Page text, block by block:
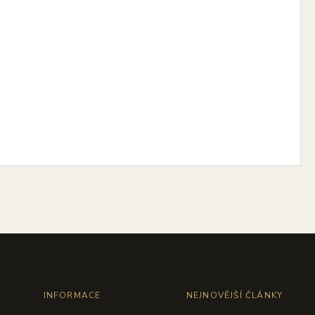
INFORMACE NEJNOVĚJŠÍ ČLÁNKY